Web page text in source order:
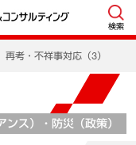
検索
再考・不祥事対応（3）
ス）・防災（政策）